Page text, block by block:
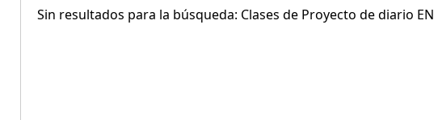
Sin resultados para la búsqueda: Clases de Proyecto de diario